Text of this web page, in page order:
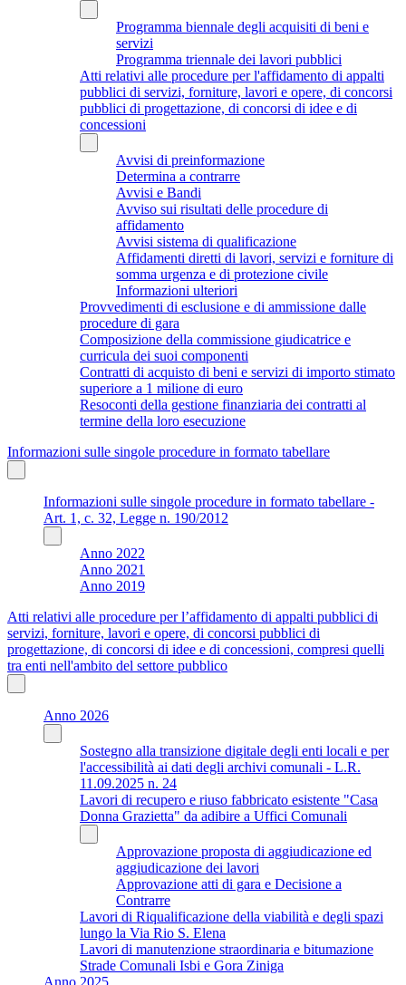
Programma biennale degli acquisiti di beni e
servizi
Programma triennale dei lavori pubblici
Atti relativi alle procedure per l'affidamento di appalti
pubblici di servizi, forniture, lavori e opere, di concorsi
pubblici di progettazione, di concorsi di idee e di
concessioni
Avvisi di preinformazione
Determina a contrarre
Avvisi e Bandi
Avviso sui risultati delle procedure di
affidamento
Avvisi sistema di qualificazione
Affidamenti diretti di lavori, servizi e forniture di
somma urgenza e di protezione civile
Informazioni ulteriori
Provvedimenti di esclusione e di ammissione dalle
procedure di gara
Composizione della commissione giudicatrice e
curricula dei suoi componenti
Contratti di acquisto di beni e servizi di importo stimato
superiore a 1 milione di euro
Resoconti della gestione finanziaria dei contratti al
termine della loro esecuzione
Informazioni sulle singole procedure in formato tabellare
Informazioni sulle singole procedure in formato tabellare -
Art. 1, c. 32, Legge n. 190/2012
Anno 2022
Anno 2021
Anno 2019
Atti relativi alle procedure per l’affidamento di appalti pubblici di
servizi, forniture, lavori e opere, di concorsi pubblici di
progettazione, di concorsi di idee e di concessioni, compresi quelli
tra enti nell'ambito del settore pubblico
Anno 2026
Sostegno alla transizione digitale degli enti locali e per
l'accessibilità ai dati degli archivi comunali - L.R.
11.09.2025 n. 24
Lavori di recupero e riuso fabbricato esistente "Casa
Donna Grazietta" da adibire a Uffici Comunali
Approvazione proposta di aggiudicazione ed
aggiudicazione dei lavori
Approvazione atti di gara e Decisione a
Contrarre
Lavori di Riqualificazione della viabilità e degli spazi
lungo la Via Rio S. Elena
Lavori di manutenzione straordinaria e bitumazione
Strade Comunali Isbi e Gora Ziniga
Anno 2025